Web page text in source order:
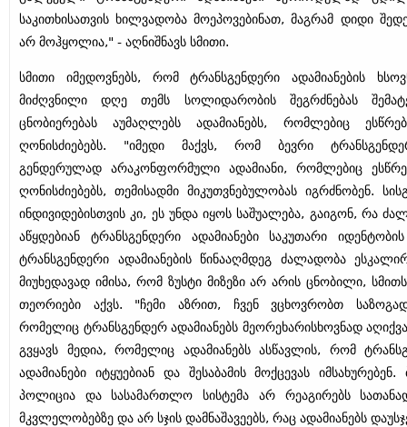
საკითხისათვის ხილვადობა მოეპოვებინათ, მაგრამ დიდი
არ მოჰყოლია," - აღნიშნავს სმითი.
სმითი იმედოვნებს, რომ ტრანსგენდერი ადამიანების
მიძღვნილი დღე თემს სოლიდარობის შეგრძნებას
ცნობიერებას აუმაღლებს ადამიანებს, რომლებიც
ღონისძიებებს. "იმედი მაქვს, რომ ბევრი
გენდერულად არაკონფორმული ადამიანი, რომლებიც
ღონისძიებებს, თემისადმი მიკუთვნებულობას იგრძნობენ.
ინდივიდებისთვის კი, ეს უნდა იყოს საშუალება, გაიგონ, რა
აწყდებიან ტრანსგენდერი ადამიანები საკუთარი
ტრანსგენდერი ადამიანების წინააღმდეგ ძალადობა
მიუხედავად იმისა, რომ ზუსტი მიზეზი არ არის ცნობილი,
თეორიები აქვს. "ჩემი აზრით, ჩვენ ვცხოვრობთ
რომელიც ტრანსგენდერ ადამიანებს მეორეხარისხოვნად
გვყავს მედია, რომელიც ადამიანებს ასწავლის, რომ
ადამიანები იტყუებიან და შესაბამის მოქცევას იმსახურებენ.
პოლიცია და სასამართლო სისტემა არ რეაგირებს
მკვლელობებზე და არ სჯის დამნაშავეებს, რაც ადამიანებს